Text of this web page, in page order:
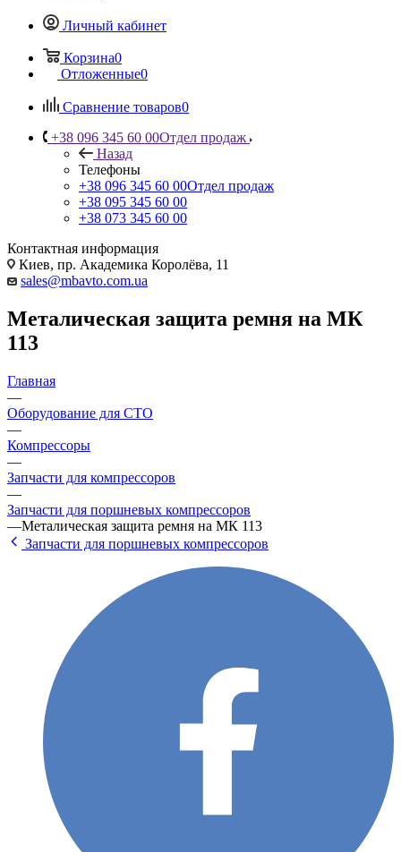
Личный кабинет
Корзина0
Отложенные0
Сравнение товаров0
+38 096 345 60 00Отдел продаж
Назад
Телефоны
+38 096 345 60 00Отдел продаж
+38 095 345 60 00
+38 073 345 60 00
Контактная информация
Киев, пр. Академика Королёва, 11
sales@mbavto.com.ua
Металическая защита ремня на МК
113
Главная
—
Оборудование для СТО
—
Компрессоры
—
Запчасти для компрессоров
—
Запчасти для поршневых компрессоров
—Металическая защита ремня на МК 113
Запчасти для поршневых компрессоров